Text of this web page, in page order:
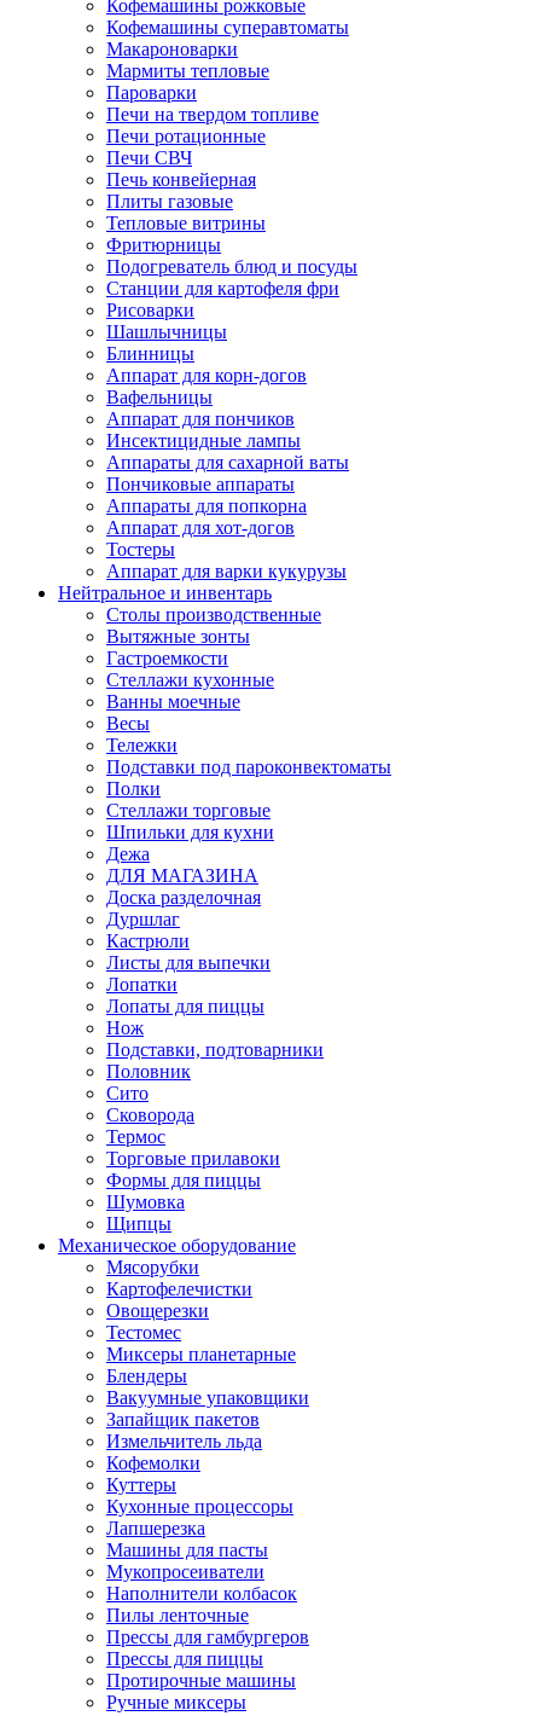
Кофемашины рожковые
Кофемашины суперавтоматы
Макароноварки
Мармиты тепловые
Пароварки
Печи на твердом топливе
Печи ротационные
Печи СВЧ
Печь конвейерная
Плиты газовые
Тепловые витрины
Фритюрницы
Подогреватель блюд и посуды
Станции для картофеля фри
Рисоварки
Шашлычницы
Блинницы
Аппарат для корн-догов
Вафельницы
Аппарат для пончиков
Инсектицидные лампы
Аппараты для сахарной ваты
Пончиковые аппараты
Аппараты для попкорна
Аппарат для хот-догов
Тостеры
Аппарат для варки кукурузы
Нейтральное и инвентарь
Столы производственные
Вытяжные зонты
Гастроемкости
Стеллажи кухонные
Ванны моечные
Весы
Тележки
Подставки под пароконвектоматы
Полки
Стеллажи торговые
Шпильки для кухни
Дежа
ДЛЯ МАГАЗИНА
Доска разделочная
Дуршлаг
Кастрюли
Листы для выпечки
Лопатки
Лопаты для пиццы
Нож
Подставки, подтоварники
Половник
Сито
Сковорода
Термос
Торговые прилавоки
Формы для пиццы
Шумовка
Щипцы
Механическое оборудование
Мясорубки
Картофелечистки
Овощерезки
Тестомес
Миксеры планетарные
Блендеры
Вакуумные упаковщики
Запайщик пакетов
Измельчитель льда
Кофемолки
Куттеры
Кухонные процессоры
Лапшерезка
Машины для пасты
Мукопросеиватели
Наполнители колбасок
Пилы ленточные
Прессы для гамбургеров
Прессы для пиццы
Протирочные машины
Ручные миксеры